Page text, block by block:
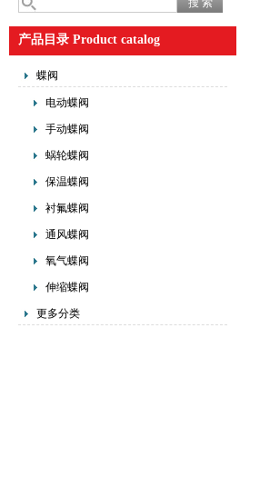
产品目录 Product catalog
蝶阀
电动蝶阀
手动蝶阀
蜗轮蝶阀
保温蝶阀
衬氟蝶阀
通风蝶阀
氧气蝶阀
伸缩蝶阀
更多分类